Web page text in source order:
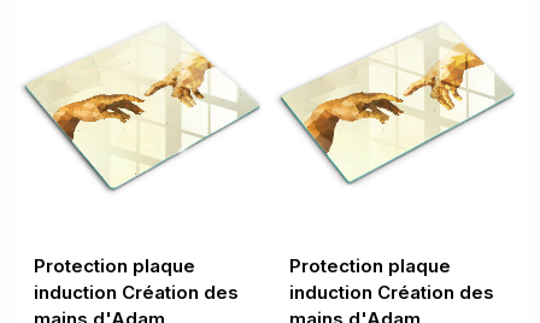
Protection plaque
induction Création des
Protection plaque
induction Création des